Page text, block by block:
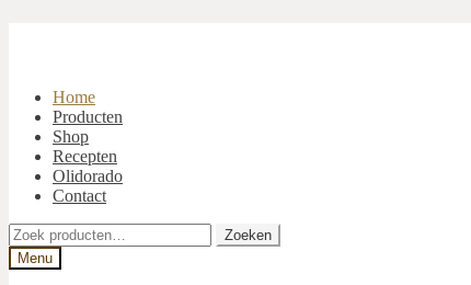
navigatie
inhoudHome
Producten
Shop
Recepten
Olidorado
Contact
Zoeken
naar:
Zoeken
Menu